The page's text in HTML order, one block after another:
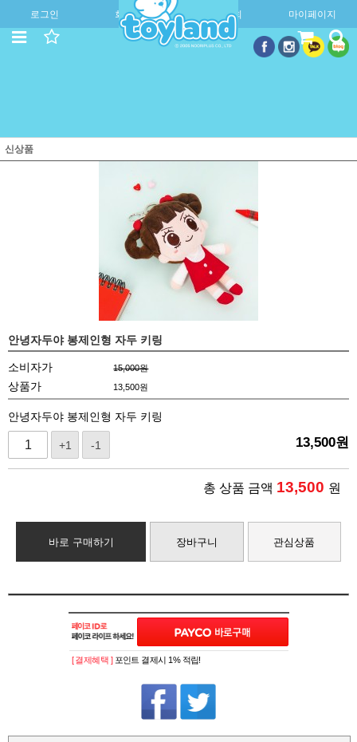
로그인 회원가입 주문조회 마이페이지
신상품
안녕자두야 봉제인형 자두 키링
소비자가 15,000원
상품가 13,500원
안녕자두야 봉제인형 자두 키링
+1 -1 13,500원
총 상품 금액 13,500 원
바로 구매하기 장바구니 관심상품
[ 결제혜택 ] 포인트 결제시 1% 적립!